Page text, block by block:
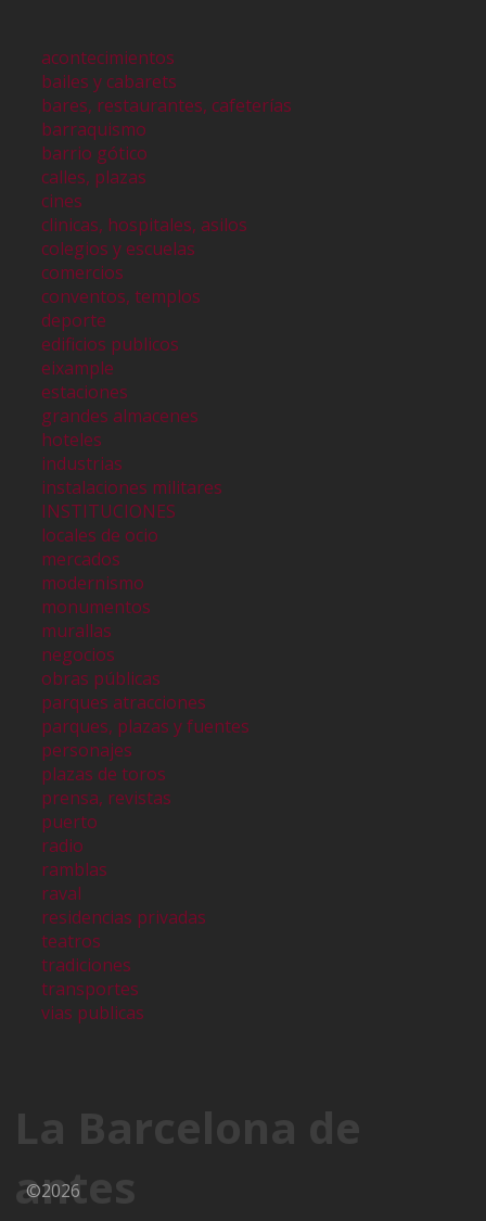
acontecimientos
bailes y cabarets
bares, restaurantes, cafeterías
barraquismo
barrio gótico
calles, plazas
cines
clinicas, hospitales, asilos
colegios y escuelas
comercios
conventos, templos
deporte
edificios publicos
eixample
estaciones
grandes almacenes
hoteles
industrias
instalaciones militares
INSTITUCIONES
locales de ocio
mercados
modernismo
monumentos
murallas
negocios
obras públicas
parques atracciones
parques, plazas y fuentes
personajes
plazas de toros
prensa, revistas
puerto
radio
ramblas
raval
residencias privadas
teatros
tradiciones
transportes
vias publicas
La Barcelona de
antes
©2026